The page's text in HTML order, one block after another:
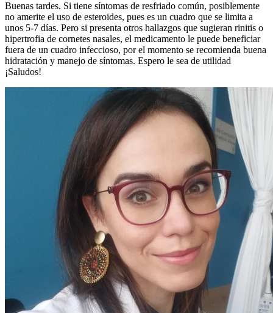
Buenas tardes. Si tiene síntomas de resfriado común, posiblemente
no amerite el uso de esteroides, pues es un cuadro que se limita a
unos 5-7 días. Pero si presenta otros hallazgos que sugieran rinitis o
hipertrofia de cornetes nasales, el medicamento le puede beneficiar
fuera de un cuadro infeccioso, por el momento se recomienda buena
hidratación y manejo de síntomas. Espero le sea de utilidad
¡Saludos!